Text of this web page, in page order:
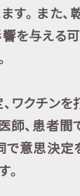
す。また、
を与える
ワクチンを
師、患者間
で意思決定
。